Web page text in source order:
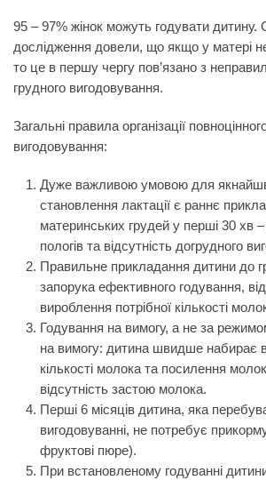
95 – 97% жінок можуть годувати дитину.
дослідження довели, що якщо у матері
то це в першу чергу пов’язано з
грудного вигодовування.
Загальні правила організації
вигодовування:
Дуже важливою умовою для
становлення лактації є раннє
материнських грудей у перші 30 хв –
пологів та відсутність догрудного
Правильне прикладання дитини до
запорука ефективного годування,
вироблення потрібної кількості
Годування на вимогу, а не за
на вимогу: дитина швидше набирає
кількості молока та посилення
відсутність застою молока.
Перші 6 місяців дитина, яка
вигодовуванні, не потребує
фруктові пюре).
При встановленому годуванні